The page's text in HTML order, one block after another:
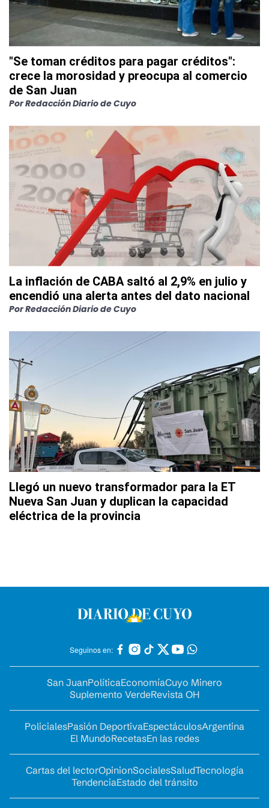
"Se toman créditos para pagar créditos":
crece la morosidad y preocupa al comercio
de San Juan
PorRedacción Diario de Cuyo
La inflación de CABA saltó al 2,9% en julio y
encendió una alerta antes del dato nacional
PorRedacción Diario de Cuyo
Llegó un nuevo transformador para la ET
Nueva San Juan y duplican la capacidad
eléctrica de la provincia
Seguinos en:
San JuanPolíticaEconomíaCuyo Minero
Suplemento VerdeRevista OH
PolicialesPasión DeportivaEspectáculosArgentina
El MundoRecetasEn las redes
Cartas del lectorOpinionSocialesSaludTecnología
TendenciaEstado del tránsito